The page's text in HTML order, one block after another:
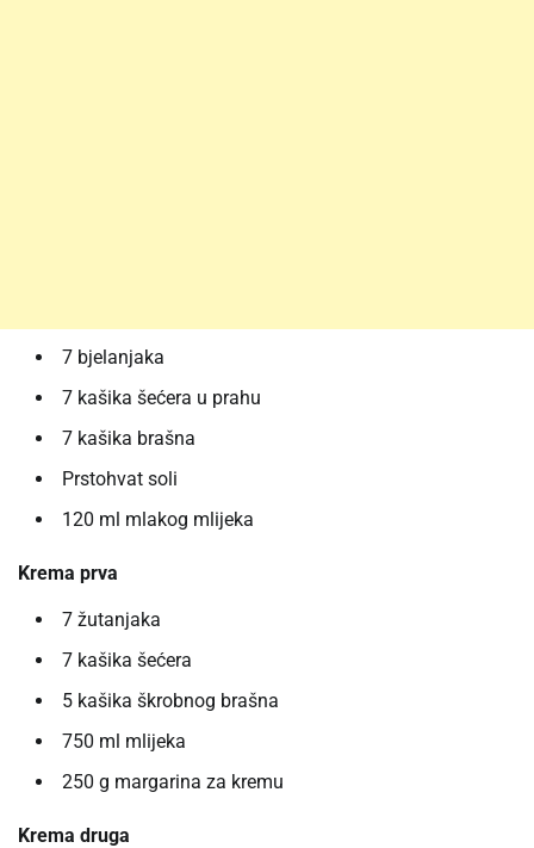
7 bjelanjaka
7 kašika šećera u prahu
7 kašika brašna
Prstohvat soli
120 ml mlakog mlijeka
Krema prva
7 žutanjaka
7 kašika šećera
5 kašika škrobnog brašna
750 ml mlijeka
250 g margarina za kremu
Krema druga